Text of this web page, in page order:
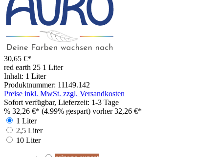
30,65 €*
red earth 25 1 Liter
Inhalt: 1 Liter
Produktnummer: 11149.142
Preise inkl. MwSt. zzgl. Versandkosten
Sofort verfügbar, Lieferzeit: 1-3 Tage
% 32,26 €* (4.99% gespart) vorher 32,26 €*
1 Liter
2,5 Liter
10 Liter